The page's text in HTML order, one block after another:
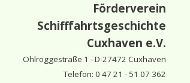
Förderverein
Schifffahrtsgeschichte
Cuxhaven e.V.
Ohlroggestraße 1 - D-27472 Cuxhaven
Telefon: 0 47 21 - 51 07 362